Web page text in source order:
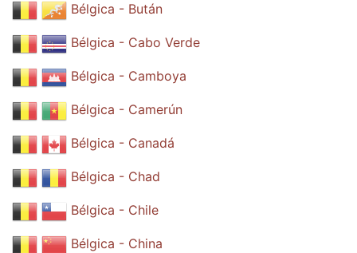
Bélgica - Bután
Bélgica - Cabo Verde
Bélgica - Camboya
Bélgica - Camerún
Bélgica - Canadá
Bélgica - Chad
Bélgica - Chile
Bélgica - China